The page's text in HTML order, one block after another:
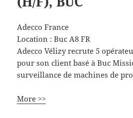
Adecco France
Location :Buc A8 FR
Adecco Vélizy recrute 5
pour son client basé à Buc
surveillance de machines de
More >>